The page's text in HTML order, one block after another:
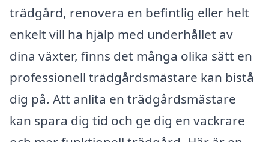
trädgård, renovera en befintlig eller helt
enkelt vill ha hjälp med underhållet av
dina växter, finns det många olika sätt en
professionell trädgårdsmästare kan bistå
dig på. Att anlita en trädgårdsmästare
kan spara dig tid och ge dig en vackrare